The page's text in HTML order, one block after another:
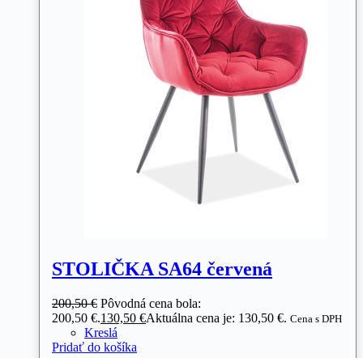
STOLIČKA SA64 červená
200,50€ Pôvodná cena bola:
200,50 €.130,50 €Aktuálna cena je: 130,50 €. Cena s DPH
Kreslá
Pridať do košíka